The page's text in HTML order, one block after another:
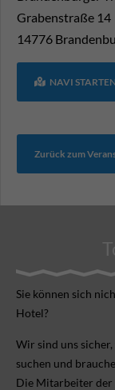
Grabenstraße 14
14776
NAVI STARTEN
Zurück zum
Sie können sich
Hotel?
Wir sind uns
suchen und
Die Mitarbeiter der